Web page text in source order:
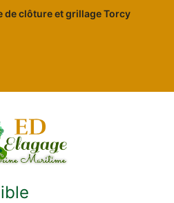
de clôture et grillage Torcy